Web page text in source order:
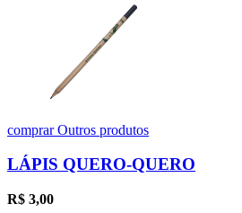
comprarOutros produtos
LÁPIS QUERO-QUERO
R$ 3,00